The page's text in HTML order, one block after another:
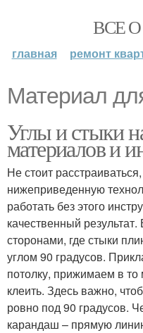
ВСЕ
главная ремонт
Материал
Углы и стыки
материалов и
Не стоит
нижеприведенную
работать без этого
качественный
сторонами, где стыки
углом 90 градусов.
потолку, прижимаем в то
клеить. Здесь важно,
ровно под 90 градусов.
карандаш – прямую